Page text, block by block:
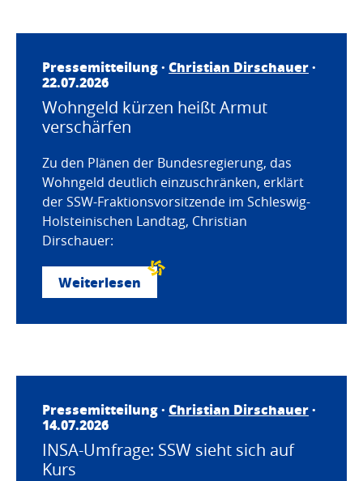
Pressemitteilung · Christian Dirschauer·
22.07.2026
Wohngeld kürzen heißt Armut
verschärfen
Zu den Plänen der Bundesregierung, das
Wohngeld deutlich einzuschränken, erklärt
der SSW-Fraktionsvorsitzende im Schleswig-
Holsteinischen Landtag, Christian
Dirschauer:
Weiterlesen
Pressemitteilung · Christian Dirschauer·
14.07.2026
INSA-Umfrage: SSW sieht sich auf
Kurs